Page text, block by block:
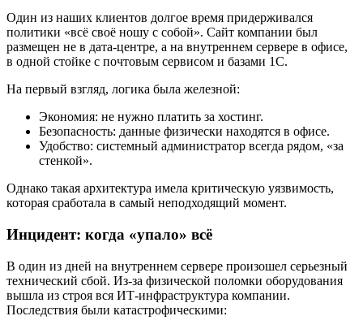
Один из наших клиентов долгое время придерживался
политики «всё своё ношу с собой». Сайт компании был
размещен не в дата-центре, а на внутреннем сервере в офисе,
в одной стойке с почтовым сервисом и базами 1С.
На первый взгляд, логика была железной:
Экономия: не нужно платить за хостинг.
Безопасность: данные физически находятся в офисе.
Удобство: системный администратор всегда рядом, «за
стенкой».
Однако такая архитектура имела критическую уязвимость,
которая сработала в самый неподходящий момент.
Инцидент: когда «упало» всё
В один из дней на внутреннем сервере произошел серьезный
технический сбой. Из-за физической поломки оборудования
вышла из строя вся ИТ-инфраструктура компании.
Последствия были катастрофическими: